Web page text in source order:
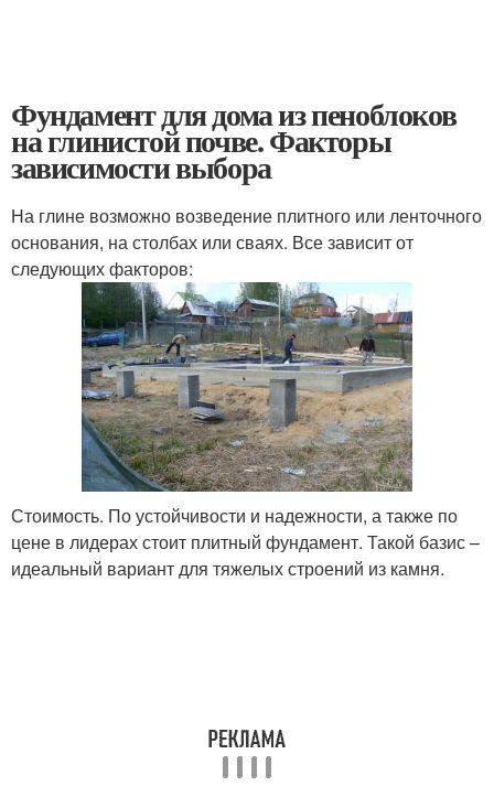
Фундамент для дома из пеноблоков
на глинистой почве. Факторы
зависимости выбора
На глине возможно возведение плитного или ленточного
основания, на столбах или сваях. Все зависит от
следующих факторов:
Стоимость. По устойчивости и надежности, а также по
цене в лидерах стоит плитный фундамент. Такой базис –
идеальный вариант для тяжелых строений из камня.